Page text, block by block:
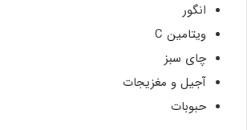
انگور
ویتامین C
چای سبز
آجیل و مغزیجات
حبوبات